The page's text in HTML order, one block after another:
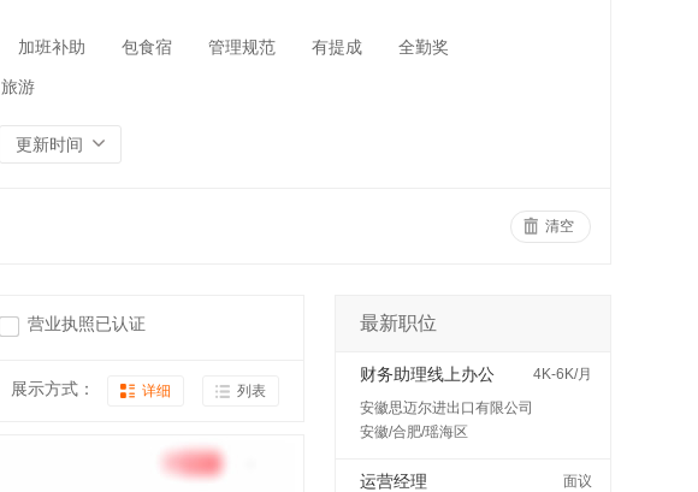
加班补助 包食宿 管理规范 有提成 全勤奖
旅游
更新时间
清空
营业执照已认证
展示方式： 详细 列表
最新职位
财务助理线上办公
4K-6K/月
安徽思迈尔进出口有限公司
安徽/合肥/瑶海区
运营经理
面议